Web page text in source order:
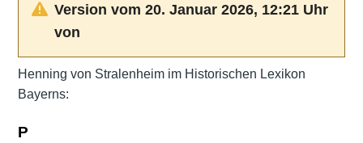
Version vom 20. Januar 2026, 12:21 Uhr
von
Henning von Stralenheim im Historischen Lexikon
Bayerns:
P